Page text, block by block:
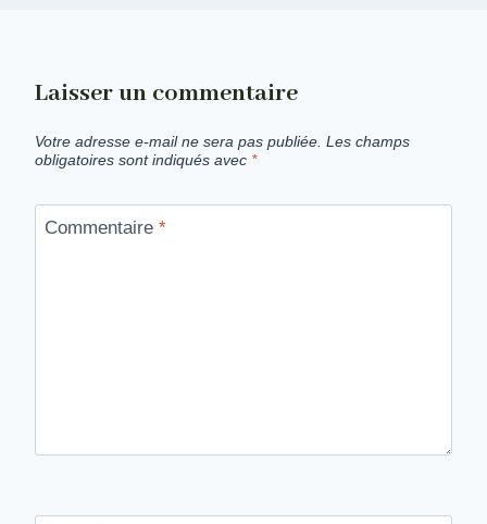
Laisser un commentaire
Votre adresse e-mail ne sera pas publiée. Les champs
obligatoires sont indiqués avec *
Commentaire *